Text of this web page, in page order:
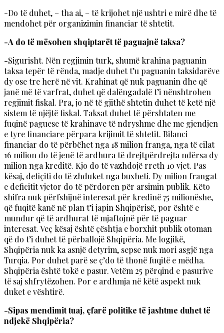
-Do të duhet, – tha ai, – të krijohet një ushtri e mirë dhe të
mendohet për organizimin financiar të shtetit.
-A do të mësohen shqiptarët të paguajnë taksa?
-Sigurisht. Nën regjimin turk, shumë krahina paguanin
taksa tepër të rënda, madje duhet t’u paguanin taksidarëve
dy ose tre herë në vit. Krahinat që nuk paguanin dhe që
janë më të varfrat, duhet që dalëngadalë t’i nënshtrohen
regjimit fiskal. Pra, jo në të gjithë shtetin duhet të ketë një
sistem të njëjtë fiskal. Taksat duhet të përshtaten me
fuqinë paguese të krahinave të ndryshme dhe me gjendjen
e tyre financiare përpara krijimit të shtetit. Bilanci
financiar do të përbëhet nga 18 milion franga, nga të cilat
16 milion do të jenë të ardhura të drejtpërdrejta ndërsa dy
milion nga kreditë. Kjo do të vazhdojë rreth 10 vjet. Pas
kësaj, defiçiti do të zhduket nga buxheti. Dy milion frangat
e deficitit vjetor do të përdoren për arsimin publik. Këto
shifra nuk përfshijnë interesat për kredinë 75 milionëshe,
që fuqitë kanë në plan t’i japin Shqipërisë, por është e
mundur që të ardhurat të mjaftojnë për të paguar
interesat. Veç kësaj është çështja e borxhit publik otoman
që do t’i duhet të përballojë Shqipëria. Me logjikë,
Shqipëria nuk ka asnjë detyrim, sepse nuk mori asgjë nga
Turqia. Por duhet parë se ç’do të thonë fuqitë e mëdha.
Shqipëria është tokë e pasur. Vetëm 25 përqind e pasurive
të saj shfrytëzohen. Por e ardhmja në këtë aspekt nuk
duket e vështirë.
-Sipas mendimit tuaj, çfarë politike të jashtme duhet të
ndjekë Shqipëria?